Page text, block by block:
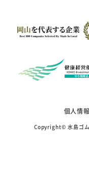
個人情
Copyright©水島ゴ